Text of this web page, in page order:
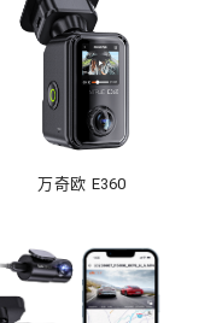
万奇欧 E360